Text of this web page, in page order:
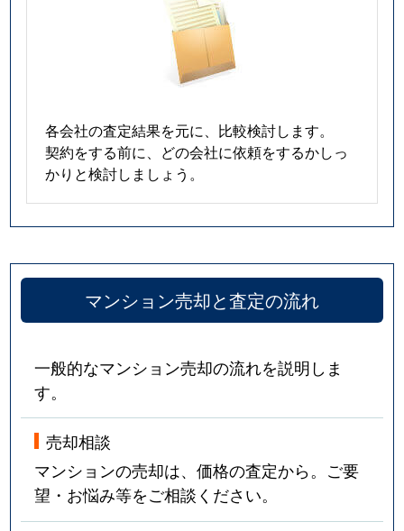
各会社の査定結果を元に、比較検討します。
契約をする前に、どの会社に依頼をするかしっ
かりと検討しましょう。
マンション売却と査定の流れ
一般的なマンション売却の流れを説明しま
す。
売却相談
マンションの売却は、価格の査定から。ご要
望・お悩み等をご相談ください。